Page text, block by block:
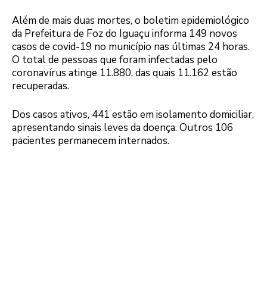
Além de mais duas mortes, o boletim epidemiológico
da Prefeitura de Foz do Iguaçu informa 149 novos
casos de covid-19 no município nas últimas 24 horas.
O total de pessoas que foram infectadas pelo
coronavírus atinge 11.880, das quais 11.162 estão
recuperadas.
Dos casos ativos, 441 estão em isolamento domiciliar,
apresentando sinais leves da doença. Outros 106
pacientes permanecem internados.